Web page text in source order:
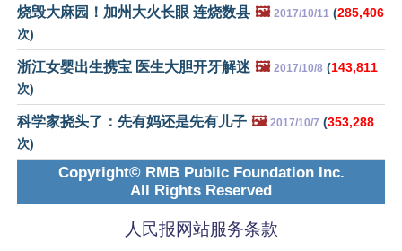
烧毁大麻园！加州大火长眼 连烧数县 🖼️ 2017/10/11 (285,406
次)
浙江女婴出生携宝 医生大胆开牙解迷 🖼️ 2017/10/8 (143,811
次)
科学家挠头了：先有妈还是先有儿子 🖼️ 2017/10/7 (353,288
次)
Copyright© RMB Public Foundation Inc.
All Rights Reserved
人民报网站服务条款